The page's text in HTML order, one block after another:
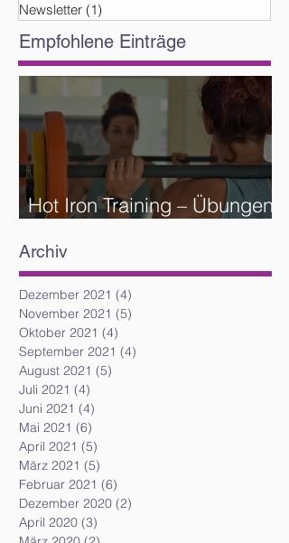
Newsletter (1)
Empfohlene Einträge
Hot Iron Training – Übungen
Archiv
Dezember 2021 (4)
November 2021 (5)
Oktober 2021 (4)
September 2021 (4)
August 2021 (5)
Juli 2021 (4)
Juni 2021 (4)
Mai 2021 (6)
April 2021 (5)
März 2021 (5)
Februar 2021 (6)
Dezember 2020 (2)
April 2020 (3)